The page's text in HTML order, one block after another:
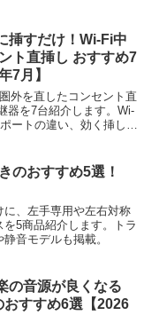
挿すだけ！Wi-Fi中
ト直挿し おすすめ7
7月】
外を直したコンセント直
器を7台紹介します。Wi-
ートの違い、効く挿し場
のおすすめ5選！
に、左手専用や左右対称
を5商品紹介します。トラ
音モデルも掲載。
の音源が良くなる
すすめ6選【2026